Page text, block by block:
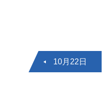
10月22日